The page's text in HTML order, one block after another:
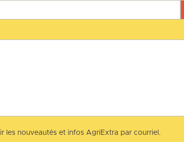
les nouveautés et infos AgriExtra par courriel.